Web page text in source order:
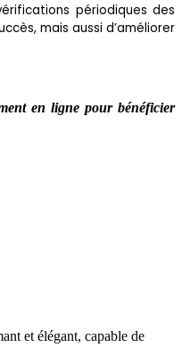
périodiques des
mais aussi d’améliorer
en ligne pour bénéficier
et élégant, capable de